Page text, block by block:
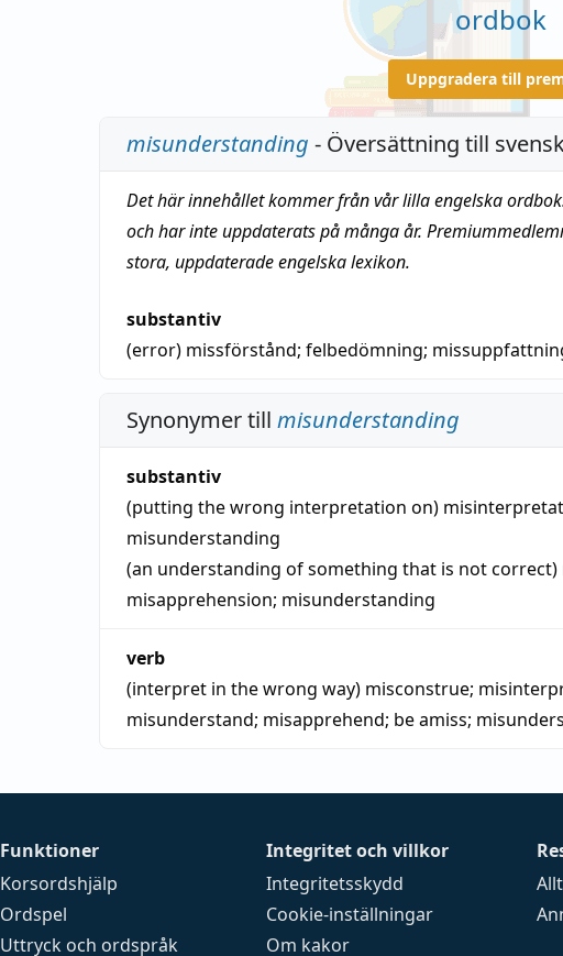
ordbok
Uppgradera till
misunderstanding - Översättning till
Det här innehållet kommer från vår lilla engelska
och har inte uppdaterats på många år.
stora, uppdaterade engelska lexikon.
substantiv
(error) missförstånd; felbedömning;
Synonymer till misunderstanding
substantiv
(putting the wrong interpretation on)
misunderstanding
(an understanding of something that is not correct)
misapprehension; misunderstanding
verb
(interpret in the wrong way) misconstrue;
misunderstand; misapprehend; be amiss;
Funktioner
Korsordshjälp
Ordspel
Uttryck och ordspråk
Integritet och villkor
Integritetsskydd
Cookie-inställningar
Om kakor